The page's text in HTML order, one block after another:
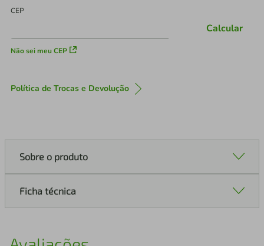
CEP
Não sei meu CEP
Calcular
Política de Trocas e Devolução
Sobre o produto
Ficha técnica